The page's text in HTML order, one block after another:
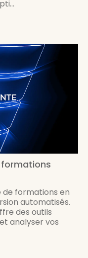
de formations en
automatisés.
des outils
analyser vos